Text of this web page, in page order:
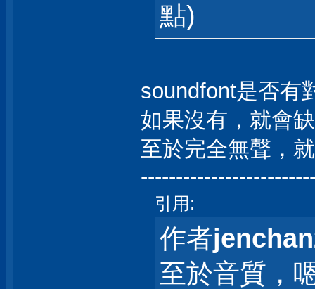
點)
soundfont是否有
如果沒有，就會
至於完全無聲，
引用:
作者
至於音質，